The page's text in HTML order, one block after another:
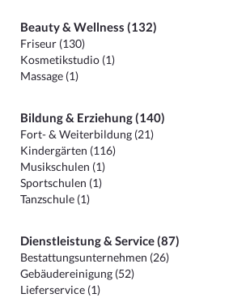
Beauty & Wellness (132)
Friseur (130)
Kosmetikstudio (1)
Massage (1)
Bildung & Erziehung (140)
Fort- & Weiterbildung (21)
Kindergärten (116)
Musikschulen (1)
Sportschulen (1)
Tanzschule (1)
Dienstleistung & Service (87)
Bestattungsunternehmen (26)
Gebäudereinigung (52)
Lieferservice (1)